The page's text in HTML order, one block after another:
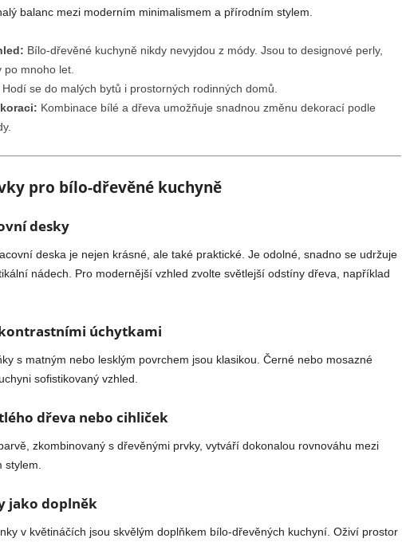
balanc mezi moderním minimalismem a přírodním stylem.
Bílo-dřevěné kuchyně nikdy nevyjdou z módy. Jsou to designové perly,
mnoho let.
Hodí se do malých bytů i prostorných rodinných domů.
Kombinace bílé a dřeva umožňuje snadnou změnu dekorací podle
pro bílo-dřevěné kuchyně
desky
deska je nejen krásné, ale také praktické. Je odolné, snadno se udržuje
nádech. Pro modernější vzhled zvolte světlejší odstíny dřeva, například
úchytkami
s matným nebo lesklým povrchem jsou klasikou. Černé nebo mosazné
sofistikovaný vzhled.
dřeva nebo cihliček
zkombinovaný s dřevěnými prvky, vytváří dokonalou rovnováhu mezi
jako doplněk
v květináčích jsou skvělým doplňkem bílo-dřevěných kuchyní. Oživí prostor